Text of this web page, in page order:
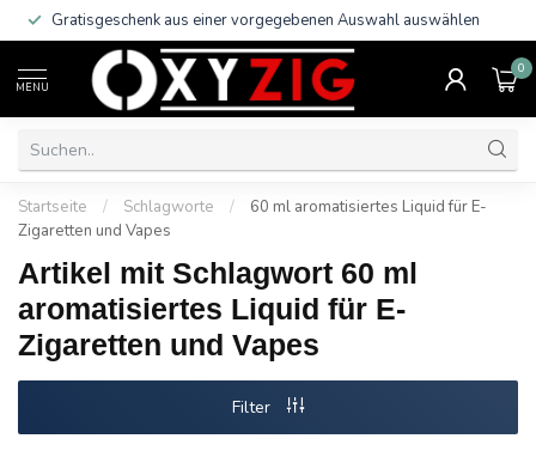
Gratisgeschenk aus einer vorgegebenen Auswahl auswählen
MENU
0
Startseite / Schlagworte /
60 ml aromatisiertes Liquid für E-
Zigaretten und Vapes
Artikel mit Schlagwort 60 ml
aromatisiertes Liquid für E-
Zigaretten und Vapes
Filter